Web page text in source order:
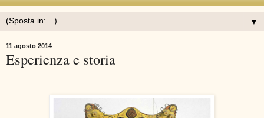
▼
11 agosto 2014
Esperienza e storia